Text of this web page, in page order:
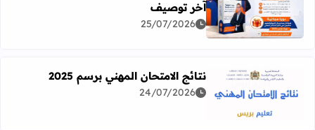
اقرأ المزيد عن دورة تكوينية شاملة في علوم التربية
آخر توصيف
25/07/2026
اقرأ المزيد عن نتائج الامتحان المهني برسم 2025
نتائج الامتحان المهني برسم 2025
24/07/2026